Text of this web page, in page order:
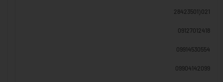
021(28423501
09127012418
09914530554
09904142099